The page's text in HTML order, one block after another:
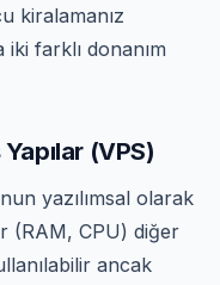
kiralamanız
iki farklı donanım
(VPS)
yazılımsal olarak
(RAM, CPU) diğer
ancak